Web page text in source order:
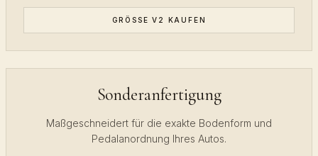
GRÖSSE V2 KAUFEN
Sonderanfertigung
Maßgeschneidert für die exakte Bodenform und
Pedalanordnung Ihres Autos.